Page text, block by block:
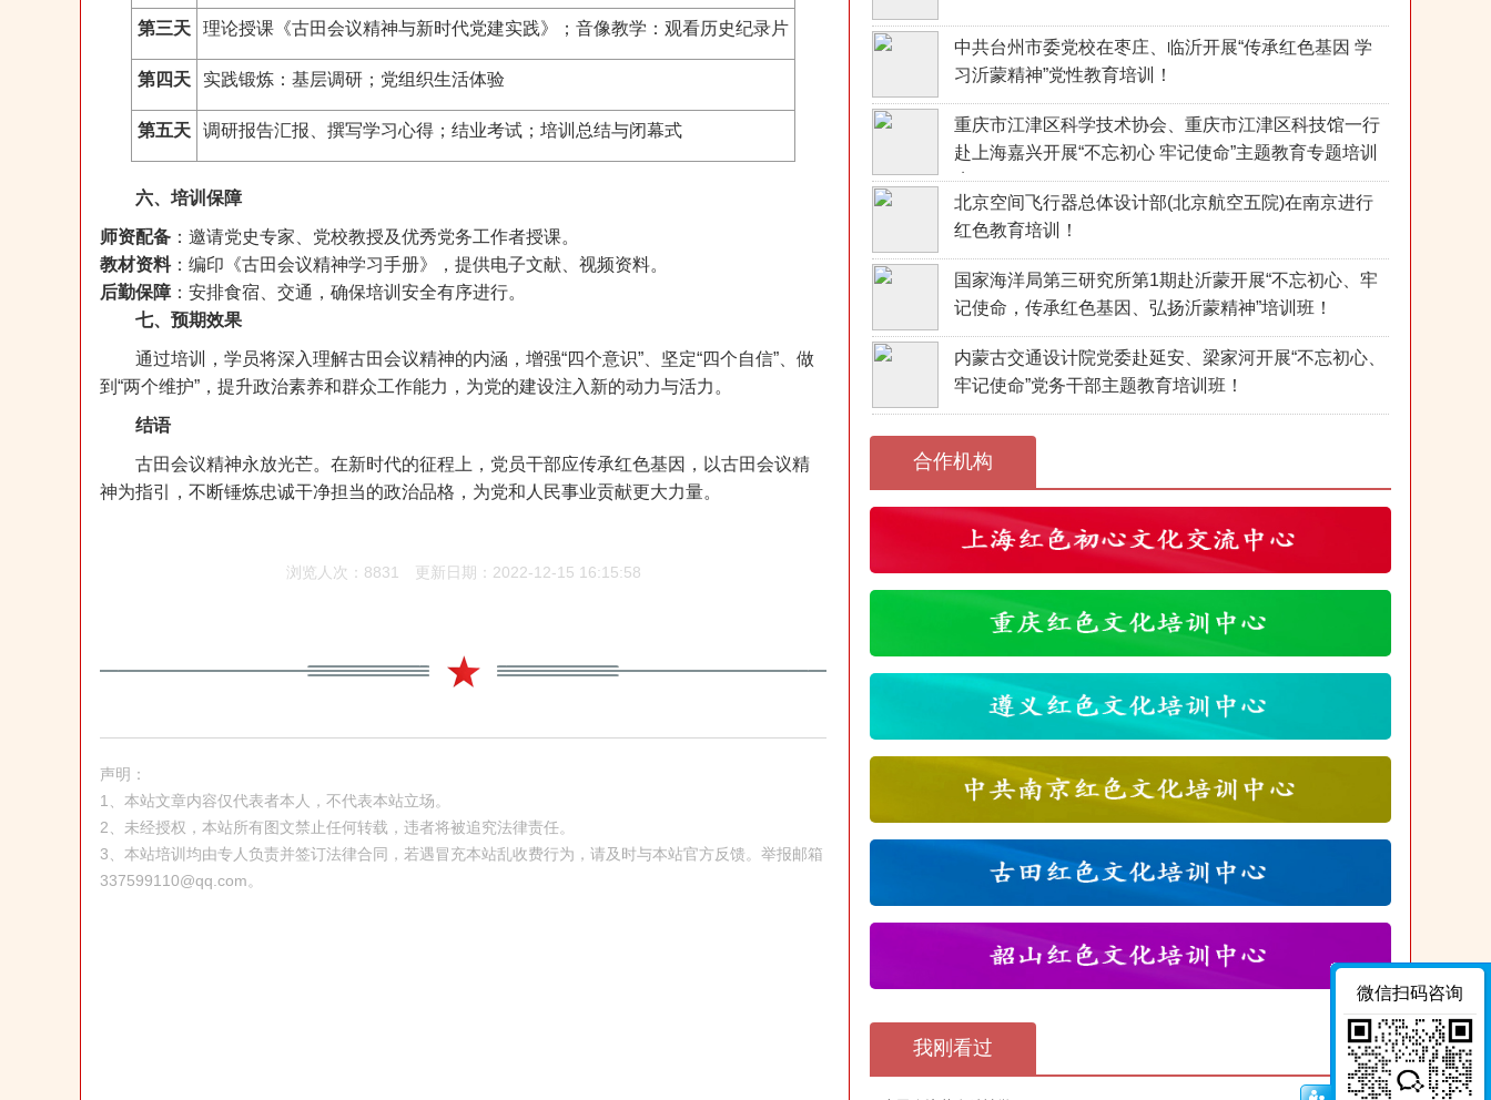
第三天 理论授课《古田会议精神与新时代党建实践》；音像教学：观看历史纪录片
第四天 实践锻炼：基层调研；党组织生活体验
第五天 调研报告汇报、撰写学习心得；结业考试；培训总结与闭幕式
六、培训保障
师资配备 ：邀请党史专家、党校教授及优秀党务工作者授课。
教材资料：编印《古田会议精神学习手册》，提供电子文献、视频资料。
后勤保障 ：安排食宿、交通，确保培训安全有序进行。
七、预期效果
通过培训，学员将深入理解古田会议精神的内涵，增强“四个意识”、坚定“四个自信”、做
到“两个维护”，提升政治素养和群众工作能力，为党的建设注入新的动力与活力。
结语
古田会议精神永放光芒。在新时代的征程上，党员干部应传承红色基因，以古田会议精
神为指引，不断锤炼忠诚干净担当的政治品格，为党和人民事业贡献更大力量。
浏览人次：8831 更新日期：2022-12-15 16:15:58
声明：
1、本站文章内容仅代表者本人，不代表本站立场。
2、未经授权，本站所有图文禁止任何转载，违者将被追究法律责任。
3、本站培训均由专人负责并签订法律合同，若遇冒充本站乱收费行为，请及时与本站官方反馈。举报邮箱
337599110@qq.com。
中共台州市委党校在枣庄、临沂开展“传承红色基因 学
习沂蒙精神”党性教育培训！
重庆市江津区科学技术协会、重庆市江津区科技馆一行
赴上海嘉兴开展“不忘初心 牢记使命”主题教育专题培训
班！
北京空间飞行器总体设计部(北京航空五院)在南京进行
红色教育培训！
国家海洋局第三研究所第1期赴沂蒙开展“不忘初心、牢
记使命，传承红色基因、弘扬沂蒙精神”培训班！
内蒙古交通设计院党委赴延安、梁家河开展“不忘初心、
牢记使命”党务干部主题教育培训班！
合作机构
我刚看过
微信扫码咨询